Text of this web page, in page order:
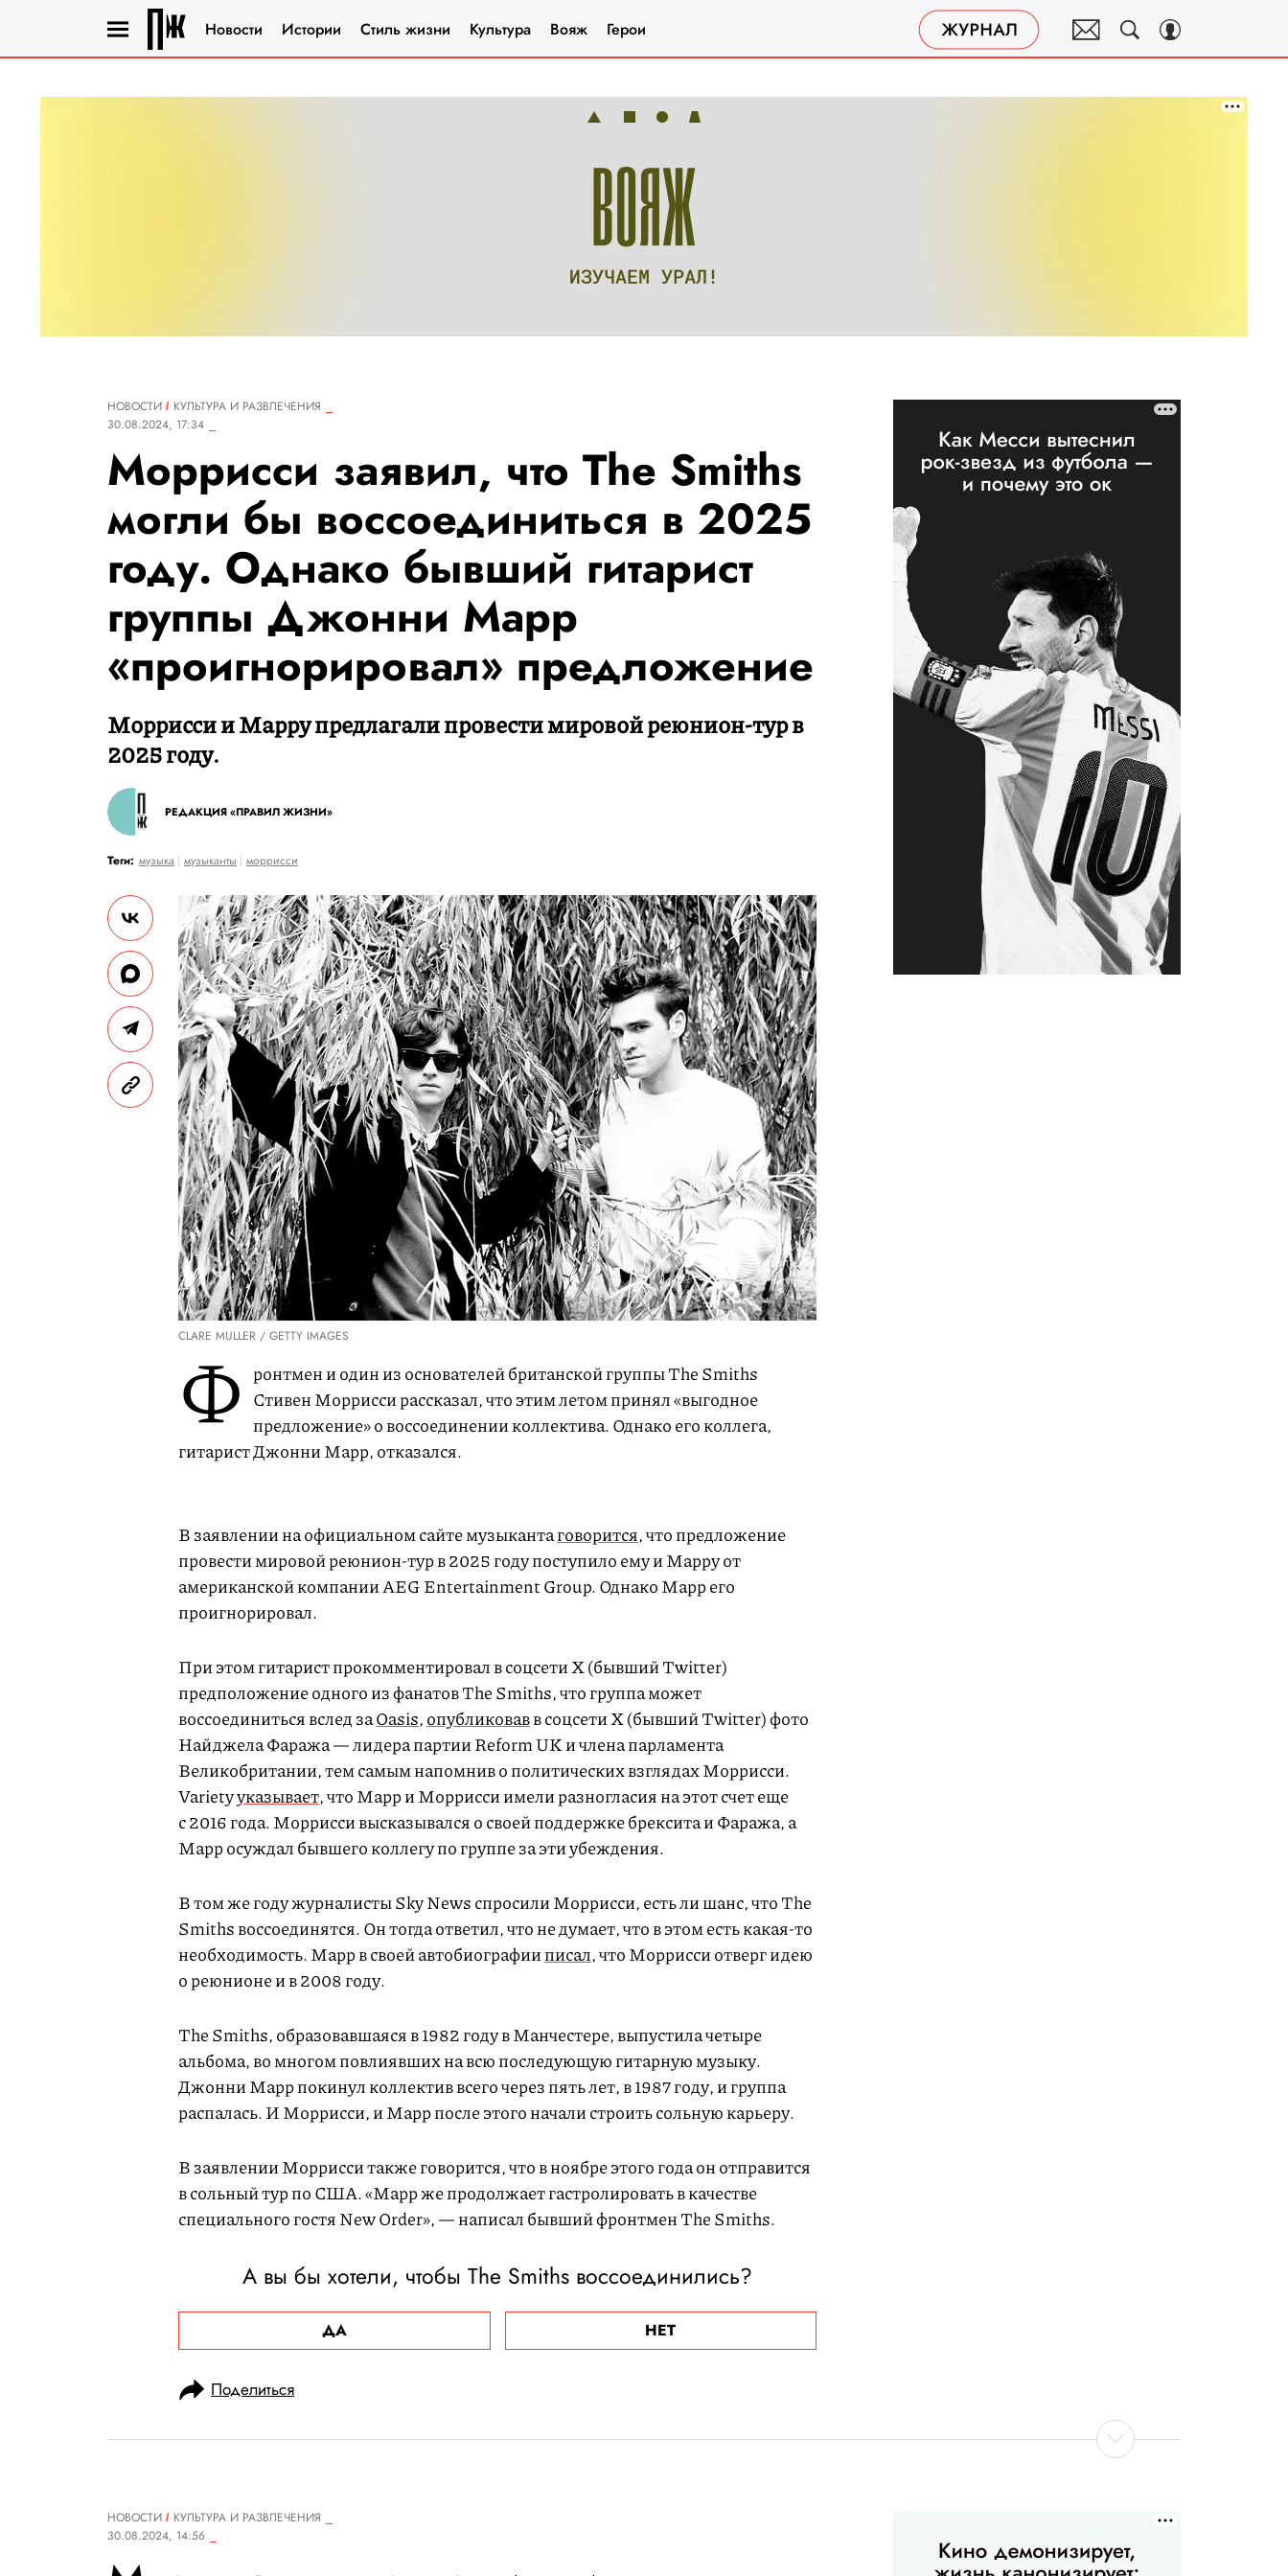
Новости Истории Стиль жизни Культура Вояж Герои
НОВОСТИ
КУЛЬТУРА И РАЗВЛЕЧЕНИЯ
30.08.2024, 17:34
Моррисси заявил, что The Smiths
могли бы воссоединиться в 2025
году. Однако бывший гитарист
группы Джонни Марр
«проигнорировал» предложение
Моррисси и Марру предлагали провести мировой реюнион-тур в
2025 году.
РЕДАКЦИЯ «ПРАВИЛ ЖИЗНИ»
Теги: музыка музыканты моррисси
CLARE MULLER / GETTY IMAGES
Ф ронтмен и один из основателей британской группы The Smiths
Стивен Моррисси рассказал, что этим летом принял «выгодное
предложение» о воссоединении коллектива. Однако его коллега,
гитарист Джонни Марр, отказался.
В заявлении на официальном сайте музыкантаговорится, что предложение
провести мировой реюнион-тур в 2025 году поступило ему и Марру от
американской компании AEG Entertainment Group. Однако Марр его
проигнорировал.
При этом гитарист прокомментировал в соцсети X (бывший Twitter)
предположение одного из фанатов The Smiths, что группа может
воссоединиться вслед заOasis,опубликовавв соцсети X (бывший Twitter) фото
Найджела Фаража — лидера партии Reform UK и члена парламента
Великобритании, тем самым напомнив о политических взглядах Моррисси.
Varietyуказывает, что Марр и Моррисси имели разногласия на этот счет еще
с 2016 года. Моррисси высказывался о своей поддержке брексита и Фаража, а
Марр осуждал бывшего коллегу по группе за эти убеждения.
В том же году журналисты Sky News спросили Моррисси, есть ли шанс, что The
Smiths воссоединятся. Он тогда ответил, что не думает, что в этом есть какая-то
необходимость. Марр в своей автобиографииписал, что Моррисси отверг идею
о реюнионе и в 2008 году.
The Smiths, образовавшаяся в 1982 году в Манчестере, выпустила четыре
альбома, во многом повлиявших на всю последующую гитарную музыку.
Джонни Марр покинул коллектив всего через пять лет, в 1987 году, и группа
распалась. И Моррисси, и Марр после этого начали строить сольную карьеру.
В заявлении Моррисси также говорится, что в ноябре этого года он отправится
в сольный тур по США. «Марр же продолжает гастролировать в качестве
специального гостя New Order», — написал бывший фронтмен The Smiths.
А вы бы хотели, чтобы The Smiths воссоединились?
ДА НЕТ
Поделиться
НОВОСТИ
КУЛЬТУРА И РАЗВЛЕЧЕНИЯ
30.08.2024, 14:56